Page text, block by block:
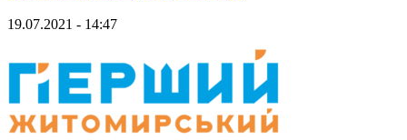
19.07.2021 - 14:47